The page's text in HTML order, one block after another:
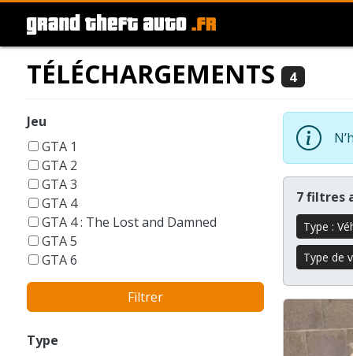
TÉLÉCHARGEMENTS 4
Jeu
GTA 1
GTA 2
GTA 3
GTA 4
GTA 4 : The Lost and Damned
GTA 5
GTA 6
GTA Liberty City Stories
GTA London 1969
GTA San Andreas
GTA Vice City
Filtrer
Type
7 filtres
Type :
Type de